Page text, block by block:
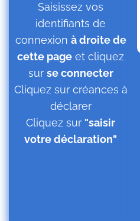
Saisissez vos
identifiants de
connexion à droite de
cette page et cliquez
sur se connecter
Cliquez sur créances à
déclarer
Cliquez sur "saisir
votre déclaration"